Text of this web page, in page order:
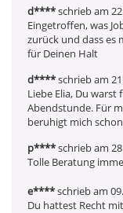
d****schrieb am
Eingetroffen, was
zurück und dass es
für Deinen Halt
d****schrieb am
Liebe Elia, Du
Abendstunde. Für
beruhigt mich
p****schrieb am
Tolle Beratung
e****schrieb am
Du hattest Recht